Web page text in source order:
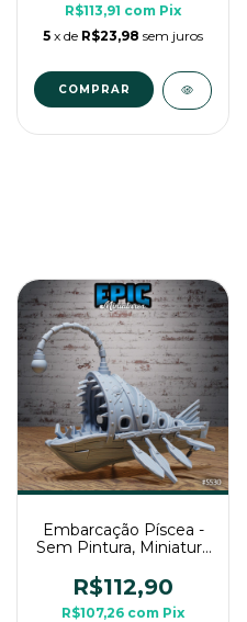
R$113,91 com Pix
5 x de R$23,98 sem juros
Embarcação Píscea -
Sem Pintura, Miniatura
de Mesa
R$112,90
R$107,26 com Pix